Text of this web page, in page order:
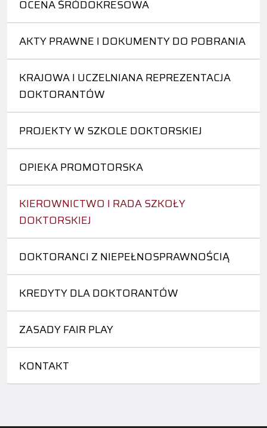
OCENA ŚRÓDOKRESOWA
AKTY PRAWNE I DOKUMENTY DO POBRANIA
KRAJOWA I UCZELNIANA REPREZENTACJA
DOKTORANTÓW
PROJEKTY W SZKOLE DOKTORSKIEJ
OPIEKA PROMOTORSKA
KIEROWNICTWO I RADA SZKOŁY
DOKTORSKIEJ
DOKTORANCI Z NIEPEŁNOSPRAWNOŚCIĄ
KREDYTY DLA DOKTORANTÓW
ZASADY FAIR PLAY
KONTAKT